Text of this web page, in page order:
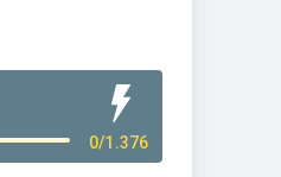
0/1.376